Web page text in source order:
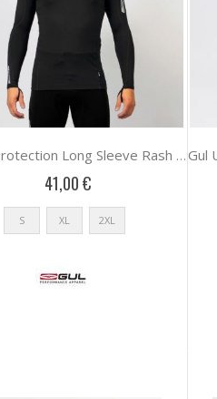
Gul Uv Protection Long Sleeve Rash Vest
41,00 €
S XL 2XL